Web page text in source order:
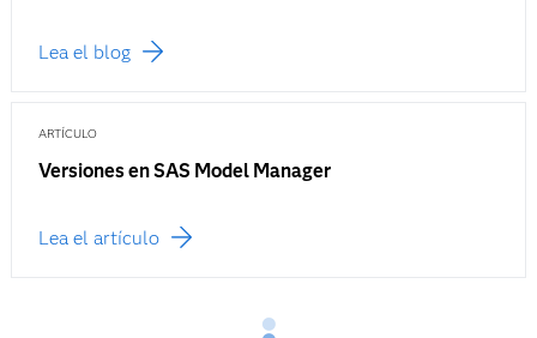
Lea el blog
ARTÍCULO
Versiones en SAS Model Manager
Lea el artículo